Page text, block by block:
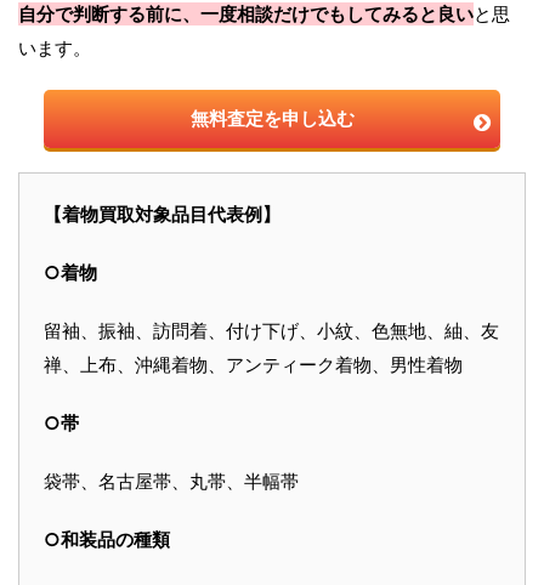
自分で判断する前に、一度相談だけでもしてみると良いと思
います。
無料査定を申し込む
【着物買取対象品目代表例】
○着物
留袖、振袖、訪問着、付け下げ、小紋、色無地、紬、友
禅、上布、沖縄着物、アンティーク着物、男性着物
○帯
袋帯、名古屋帯、丸帯、半幅帯
○和装品の種類